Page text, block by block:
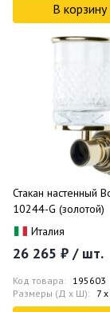
В корзину
Стакан настенный
10244-G (золотой)
Италия
26 265 ₽ / шт.
Код товара: 195603
Размеры (Д x Ш): 7